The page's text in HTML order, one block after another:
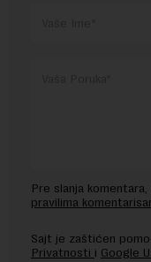
Pre slanja
pravilima
Sajt je zaštićen
Privatnosti i Google